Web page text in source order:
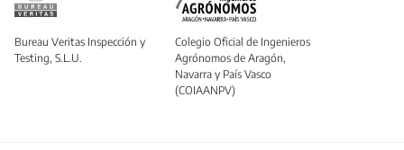
Bureau Veritas Inspección y
Testing, S.L.U.
Colegio Oficial de Ingenieros
Agrónomos de Aragón,
Navarra y País Vasco
(COIAANPV)